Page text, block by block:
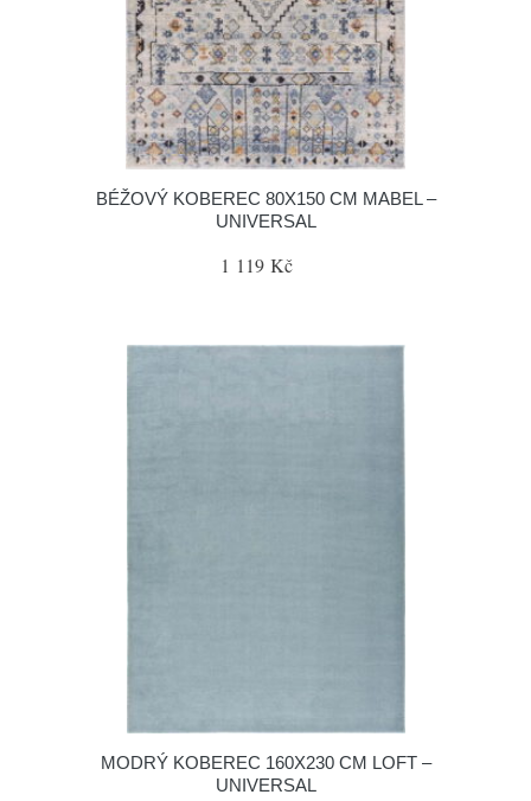
BÉŽOVÝ KOBEREC 80X150 CM MABEL –
UNIVERSAL
1 119 Kč
MODRÝ KOBEREC 160X230 CM LOFT –
UNIVERSAL